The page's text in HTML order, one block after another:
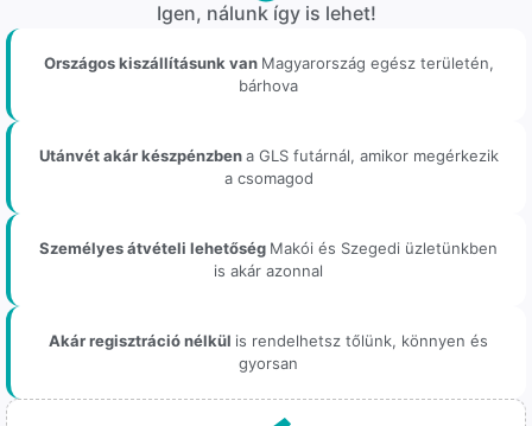
Igen, nálunk így is lehet!
Országos kiszállításunk van Magyarország egész területén,
bárhova
Utánvét akár készpénzbena GLS futárnál, amikor megérkezik
a csomagod
Személyes átvételi lehetőség Makói és Szegedi üzletünkben
is akár azonnal
Akár regisztráció nélkül is rendelhetsz tőlünk, könnyen és
gyorsan